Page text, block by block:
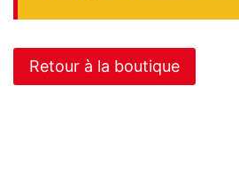
Retour à la boutique